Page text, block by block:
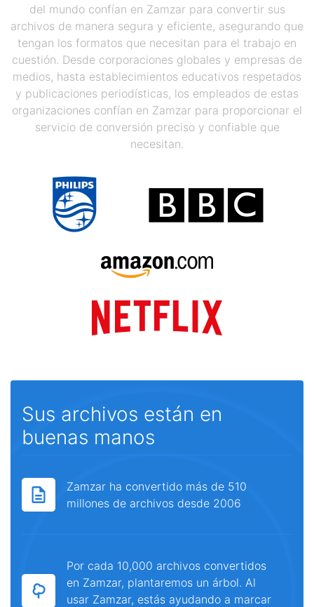
del mundo confían en Zamzar para convertir sus
archivos de manera segura y eficiente, asegurando que
tengan los formatos que necesitan para el trabajo en
cuestión. Desde corporaciones globales y empresas de
medios, hasta establecimientos educativos respetados
y publicaciones periodísticas, los empleados de estas
organizaciones confían en Zamzar para proporcionar el
servicio de conversión preciso y confiable que
necesitan.
Sus archivos están en
buenas manos
Zamzar ha convertido más de 510
millones de archivos desde 2006
Por cada 10,000 archivos convertidos
en Zamzar, plantaremos un árbol. Al
usar Zamzar, estás ayudando a marcar